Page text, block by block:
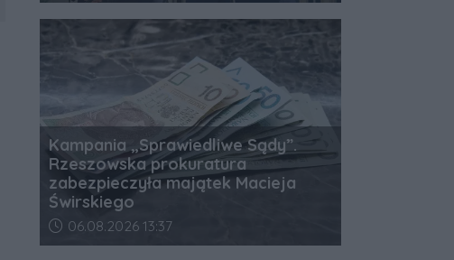
Kampania „Sprawiedliwe Sądy”.
Rzeszowska prokuratura
zabezpieczyła majątek Macieja
Świrskiego
Data dodania artykułu:
06.08.2026 13:37